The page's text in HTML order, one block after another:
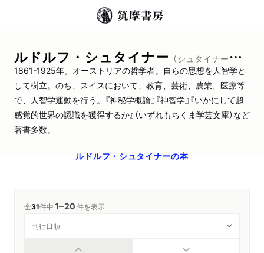
ルドルフ・シュタイナー （シュタイナー，ルドルフ）
1861-1925年。オーストリアの哲学者。自らの思想を人智学と
して樹立。のち、スイスにおいて、教育、芸術、農業、医療等
で、人智学運動を行う。『神秘学概論』『神智学』『いかにして超
感覚的世界の認識を獲得するか』（いずれもちくま学芸文庫）など
著書多数。
ルドルフ・シュタイナーの本
全31件中1─20件を表示